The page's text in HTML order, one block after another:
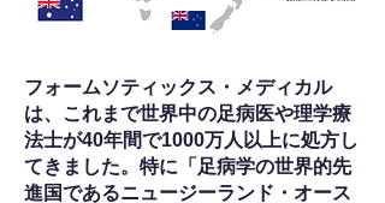
フォームソティックス・メディカル
は、これまで世界中の足病医や理学療
法士が40年間で1000万人以上に処方し
てきました。特に「足病学の世界的先
進国であるニュージーランド・オース